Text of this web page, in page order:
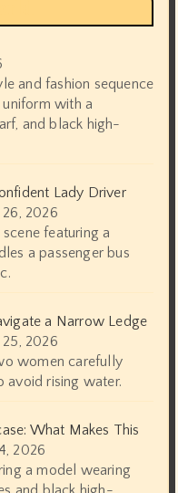
and fashion sequence
with a
and black high-
Lady Driver
26, 2026
featuring a
a passenger bus
a Narrow Ledge
25, 2026
women carefully
avoid rising water.
What Makes This
2026
a model wearing